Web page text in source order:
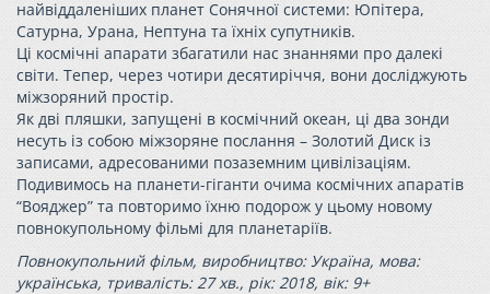
найвіддаленіших планет Сонячної системи: Юпітера,
Сатурна, Урана, Нептуна та їхніх супутників.
Ці космічні апарати збагатили нас знаннями про далекі
світи. Тепер, через чотири десятиріччя, вони досліджують
міжзоряний простір.
Як дві пляшки, запущені в космічний океан, ці два зонди
несуть із собою міжзоряне послання – Золотий Диск із
записами, адресованими позаземним цивілізаціям.
Подивимось на планети-гіганти очима космічних апаратів
“Вояджер” та повторимо їхню подорож у цьому новому
повнокупольному фільмі для планетаріїв.
Повнокупольний фільм, виробництво: Україна, мова:
українська, тривалість: 27 хв., рік: 2018, вік: 9+